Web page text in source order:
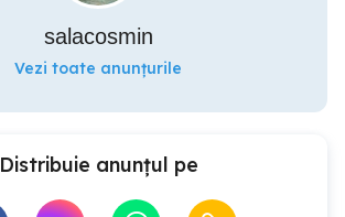
salacosmin
Vezi toate anunțurile
Distribuie anunțul pe